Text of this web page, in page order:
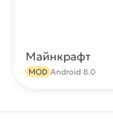
Майнкрафт
MOD Android 8.0